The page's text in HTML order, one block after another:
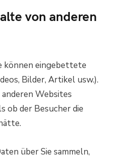
von anderen
können eingebettete
Bilder, Artikel usw.).
Websites
ob der Besucher die
über Sie sammeln,